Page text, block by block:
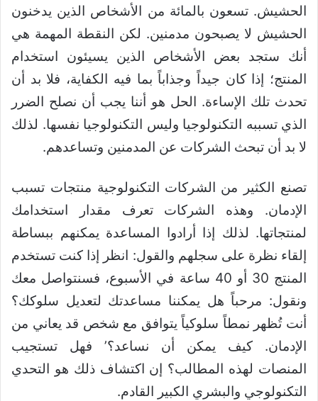
الحشيش. تسعون بالمائة من الأشخاص الذين يدخنون
الحشيش لا يصبحون مدمنين. لكن النقطة المهمة هي
أنك ستجد بعض الأشخاص الذين يسيئون استخدام
المنتج؛ إذا كان جيداً وجذاباً بما فيه الكفاية، فلا بد أن
تحدث تلك الإساءة. الحل هو أننا يجب أن نصلح الضرر
الذي تسببه التكنولوجيا وليس التكنولوجيا نفسها. لذلك
لا بد أن تبحث الشركات عن المدمنين وتساعدهم.
تصنع الكثير من الشركات التكنولوجية منتجات تسبب
الإدمان. وهذه الشركات تعرف مقدار استخدامك
لمنتجاتها. لذلك إذا أرادوا المساعدة يمكنهم ببساطة
إلقاء نظرة على سجلهم والقول: انظر إذا كنت تستخدم
المنتج 30 أو 40 ساعة في الأسبوع، فسنتواصل معك
ونقول: مرحباً هل يمكننا مساعدتك لتعديل سلوكك؟
أنت تُظهر نمطاً سلوكياً يتوافق مع شخص قد يعاني من
الإدمان. كيف يمكن أن نساعد؟’ فهل تستجيب
المنصات لهذه المطالب؟ إن اكتشاف ذلك هو التحدي
التكنولوجي والبشري الكبير القادم.